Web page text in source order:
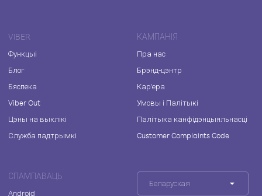
VIBER
Функцыі
Блог
Бяспека
Viber Out
Цэны на выклікі
Служба падтрымкі
КАМПАНІЯ
Пра нас
Брэнд-цэнтр
Кар'ера
Умовы і Палітыкі
Палітыка канфідэнцыяльнасці
Customer Complaints Code
СПАМПАВАЦЬ
Android
Беларуская